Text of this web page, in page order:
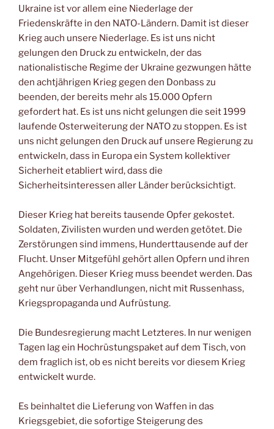
Ukraine ist vor allem eine Niederlage der
Friedenskräfte in den NATO-Ländern. Damit ist dieser
Krieg auch unsere Niederlage. Es ist uns nicht
gelungen den Druck zu entwickeln, der das
nationalistische Regime der Ukraine gezwungen hätte
den achtjährigen Krieg gegen den Donbass zu
beenden, der bereits mehr als 15.000 Opfern
gefordert hat. Es ist uns nicht gelungen die seit 1999
laufende Osterweiterung der NATO zu stoppen. Es ist
uns nicht gelungen den Druck auf unsere Regierung zu
entwickeln, dass in Europa ein System kollektiver
Sicherheit etabliert wird, dass die
Sicherheitsinteressen aller Länder berücksichtigt.
Dieser Krieg hat bereits tausende Opfer gekostet.
Soldaten, Zivilisten wurden und werden getötet. Die
Zerstörungen sind immens, Hunderttausende auf der
Flucht. Unser Mitgefühl gehört allen Opfern und ihren
Angehörigen. Dieser Krieg muss beendet werden. Das
geht nur über Verhandlungen, nicht mit Russenhass,
Kriegspropaganda und Aufrüstung.
Die Bundesregierung macht Letzteres. In nur wenigen
Tagen lag ein Hochrüstungspaket auf dem Tisch, von
dem fraglich ist, ob es nicht bereits vor diesem Krieg
entwickelt wurde.
Es beinhaltet die Lieferung von Waffen in das
Kriegsgebiet, die sofortige Steigerung des